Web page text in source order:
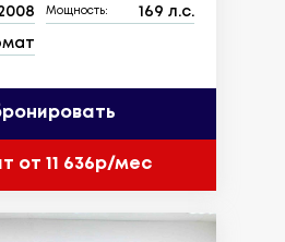
Мощность: 169 л.с.
от 11 636р/мес